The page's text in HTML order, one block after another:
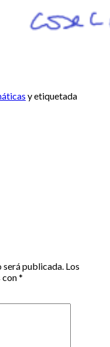
y etiquetada
publicada. Los
con*